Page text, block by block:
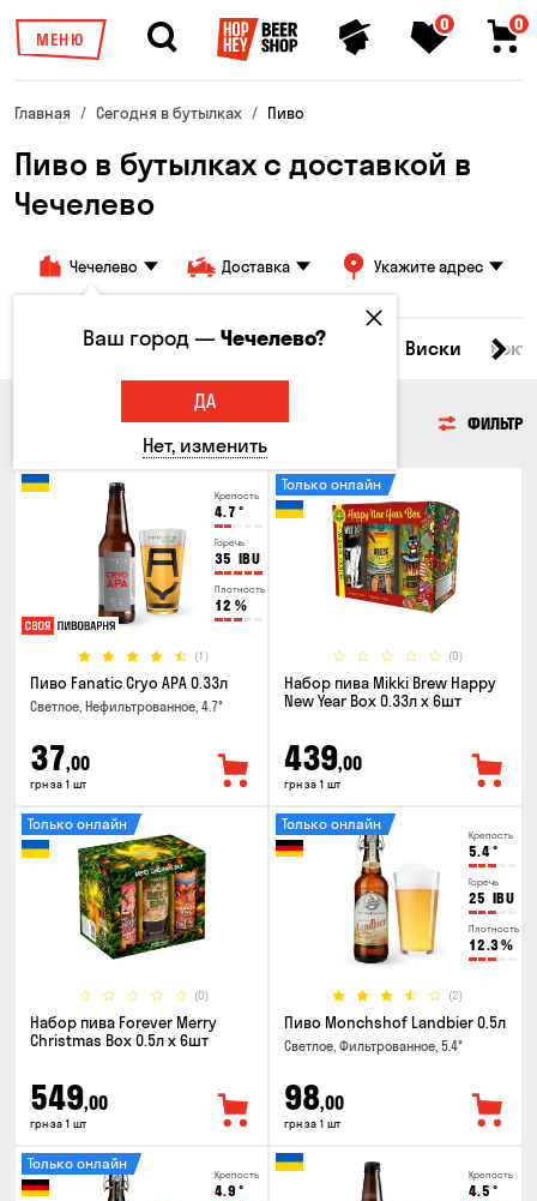
МЕНЮ
0 0
Главная Сегодня в бутылках Пиво
Пиво в бутылках с доставкой в
Чечелево
Чечелево Доставка Укажите адрес
Все товары Пиво Сидр Виски
ФИЛЬТР
Крепость
4.7 °
Горечь
35 IBU
Плотность
12 %
(1)
Пиво Fanatic Cryo APA 0.33л
Светлое, Нефильтрованное, 4.7°
37,00
грн за 1 шт
(0)
Только онлайн
Набор пива Mikki Brew Happy
New Year Box 0.33л x 6шт
439,00
грн за 1 шт
(0)
Только онлайн
Набор пива Forever Merry
Christmas Box 0.5л x 6шт
549,00
грн за 1 шт
Крепость
5.4°
Горечь
25 IBU
Плотность
12.3%
(2)
Только онлайн
Пиво Monchshof Landbier 0.5л
Светлое, Фильтрованное, 5.4°
98,00
грн за 1 шт
Крепость
4.9 °
Только онлайн
Крепость
4.5 °
Ваш город —Чечелево?
ДА
Нет, изменить